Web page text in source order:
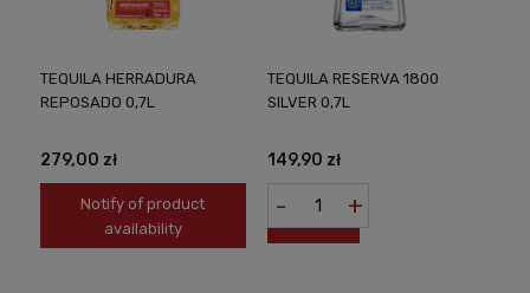
TEQUILA HERRADURA
REPOSADO 0,7L
279,00 zł
Notify of product
availability
TEQUILA RESERVA 1800
SILVER 0,7L
149,90 zł
- +